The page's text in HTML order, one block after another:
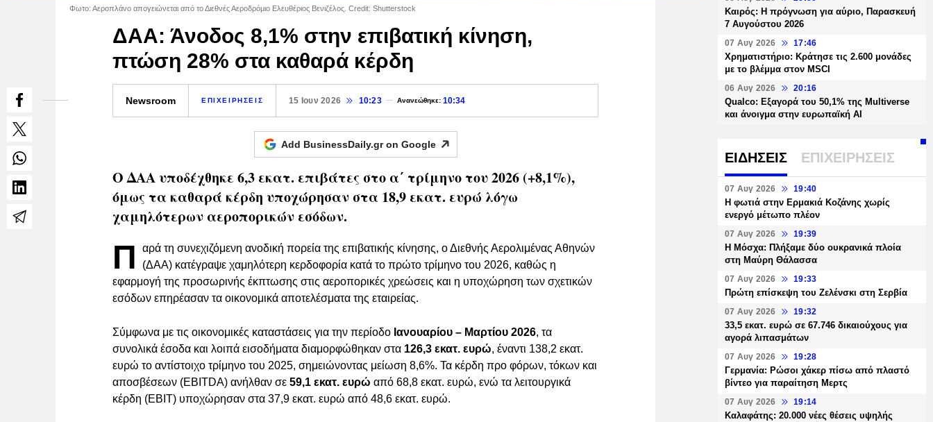
Φωτο: Αεροπλάνο απογειώνεται από το Διεθνές Αεροδρόμιο Ελευθέριος Βενιζέλος. Credit: Shutterstock
ΔΑΑ: Άνοδος 8,1% στην επιβατική κίνηση,
πτώση 28% στα καθαρά κέρδη
Newsroom ΕΠΙΧΕΙΡΗΣΕΙΣ 15 Ιουν 2026 10:23 Ανανεώθηκε:10:34
Add BusinessDaily.gr on Google
Ο ΔΑΑ υποδέχθηκε 6,3 εκατ. επιβάτες στο α΄ τρίμηνο του 2026 (+8,1%),
όμως τα καθαρά κέρδη υποχώρησαν στα 18,9 εκατ. ευρώ λόγω
χαμηλότερων αεροπορικών εσόδων.
Π
αρά τη συνεχιζόμενη ανοδική πορεία της επιβατικής κίνησης, ο Διεθνής Αερολιμένας Αθηνών
(ΔΑΑ) κατέγραψε χαμηλότερη κερδοφορία κατά το πρώτο τρίμηνο του 2026, καθώς η
εφαρμογή της προσωρινής έκπτωσης στις αεροπορικές χρεώσεις και η υποχώρηση των σχετικών
εσόδων επηρέασαν τα οικονομικά αποτελέσματα της εταιρείας.
Σύμφωνα με τις οικονομικές καταστάσεις για την περίοδο Ιανουαρίου – Μαρτίου 2026, τα
συνολικά έσοδα και λοιπά εισοδήματα διαμορφώθηκαν στα 126,3 εκατ. ευρώ, έναντι 138,2 εκατ.
ευρώ το αντίστοιχο τρίμηνο του 2025, σημειώνοντας μείωση 8,6%. Τα κέρδη προ φόρων, τόκων και
αποσβέσεων (EBITDA) ανήλθαν σε 59,1 εκατ. ευρώ από 68,8 εκατ. ευρώ, ενώ τα λειτουργικά
κέρδη (EBIT) υποχώρησαν στα 37,9 εκατ. ευρώ από 48,6 εκατ. ευρώ.
Καιρός: Η πρόγνωση για αύριο, Παρασκευή
7 Αυγούστου 2026
07 Αυγ 2026 17:46
Χρηματιστήριο: Κράτησε τις 2.600 μονάδες
με το βλέμμα στον MSCI
06 Αυγ 2026 20:16
Qualco: Εξαγορά του 50,1% της Multiverse
και άνοιγμα στην ευρωπαϊκή AI
ΕΙΔΗΣΕΙΣ ΕΠΙΧΕΙΡΗΣΕΙΣ
07 Αυγ 2026 19:40
Η φωτιά στην Ερμακιά Κοζάνης χωρίς
ενεργό μέτωπο πλέον
07 Αυγ 2026 19:39
Η Μόσχα: Πλήξαμε δύο ουκρανικά πλοία
στη Μαύρη Θάλασσα
07 Αυγ 2026 19:33
Πρώτη επίσκεψη του Ζελένσκι στη Σερβία
07 Αυγ 2026 19:32
33,5 εκατ. ευρώ σε 67.746 δικαιούχους για
αγορά λιπασμάτων
07 Αυγ 2026 19:28
Γερμανία: Ρώσοι χάκερ πίσω από πλαστό
βίντεο για παραίτηση Μερτς
07 Αυγ 2026 19:14
Καλαφάτης: 20.000 νέες θέσεις υψηλής